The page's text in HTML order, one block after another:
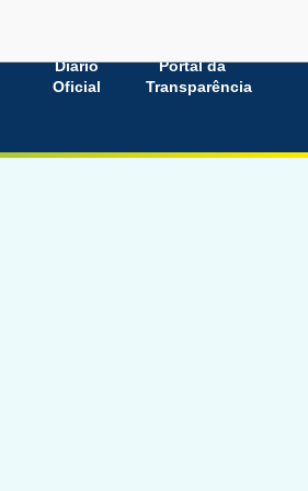
Diário
Oficial
Portal da
Transparência